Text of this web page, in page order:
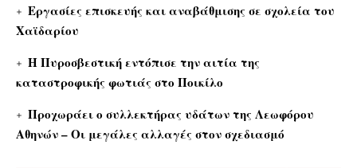
Εργασίες επισκευής και αναβάθμισης σε σχολεία του
Χαϊδαρίου
Η Πυροσβεστική εντόπισε την αιτία της
καταστροφικής φωτιάς στο Ποικίλο
Προχωράει ο συλλεκτήρας υδάτων της Λεωφόρου
Αθηνών – Οι μεγάλες αλλαγές στον σχεδιασμό